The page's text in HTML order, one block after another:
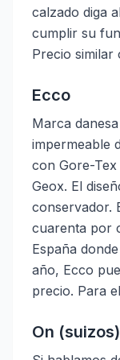
calzado diga
cumplir su
Precio similar
Ecco
Marca
impermeable
con Gore-
Geox. El
conservador.
cuarenta por
España
año, Ecco
precio. Para
On (suizos)